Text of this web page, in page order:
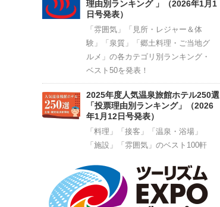
理由別ランキング 」（2026年1月1
日号発表）
「雰囲気」「見所・レジャー＆体
験」「泉質」「郷土料理・ご当地グ
ルメ」の各カテゴリ別ランキング・
ベスト50を発表！
2025年度人気温泉旅館ホテル250選
「投票理由別ランキング」（2026
年1月12日号発表）
「料理」「接客」「温泉・浴場」
「施設」「雰囲気」のベスト100軒